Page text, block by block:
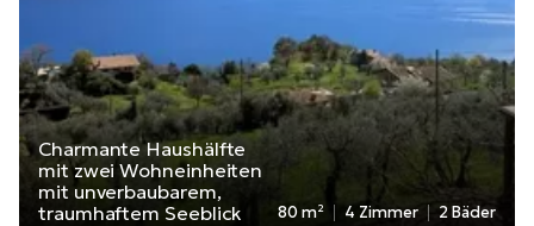
Charmante Haushälfte
mit zwei Wohneinheiten
mit unverbaubarem,
traumhaftem Seeblick
80 m² 4 Zimmer 2 Bäder